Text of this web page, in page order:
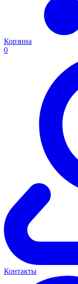
Корзина
0
Контакты